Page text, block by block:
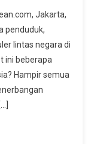
Jakarta,
penduduk,
lintas negara di
ini beberapa
Hampir semua